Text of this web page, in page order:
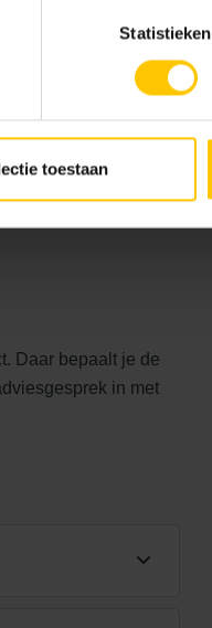
Statistieken
toestaan
Architecten
Daar bepaalt je de
in met